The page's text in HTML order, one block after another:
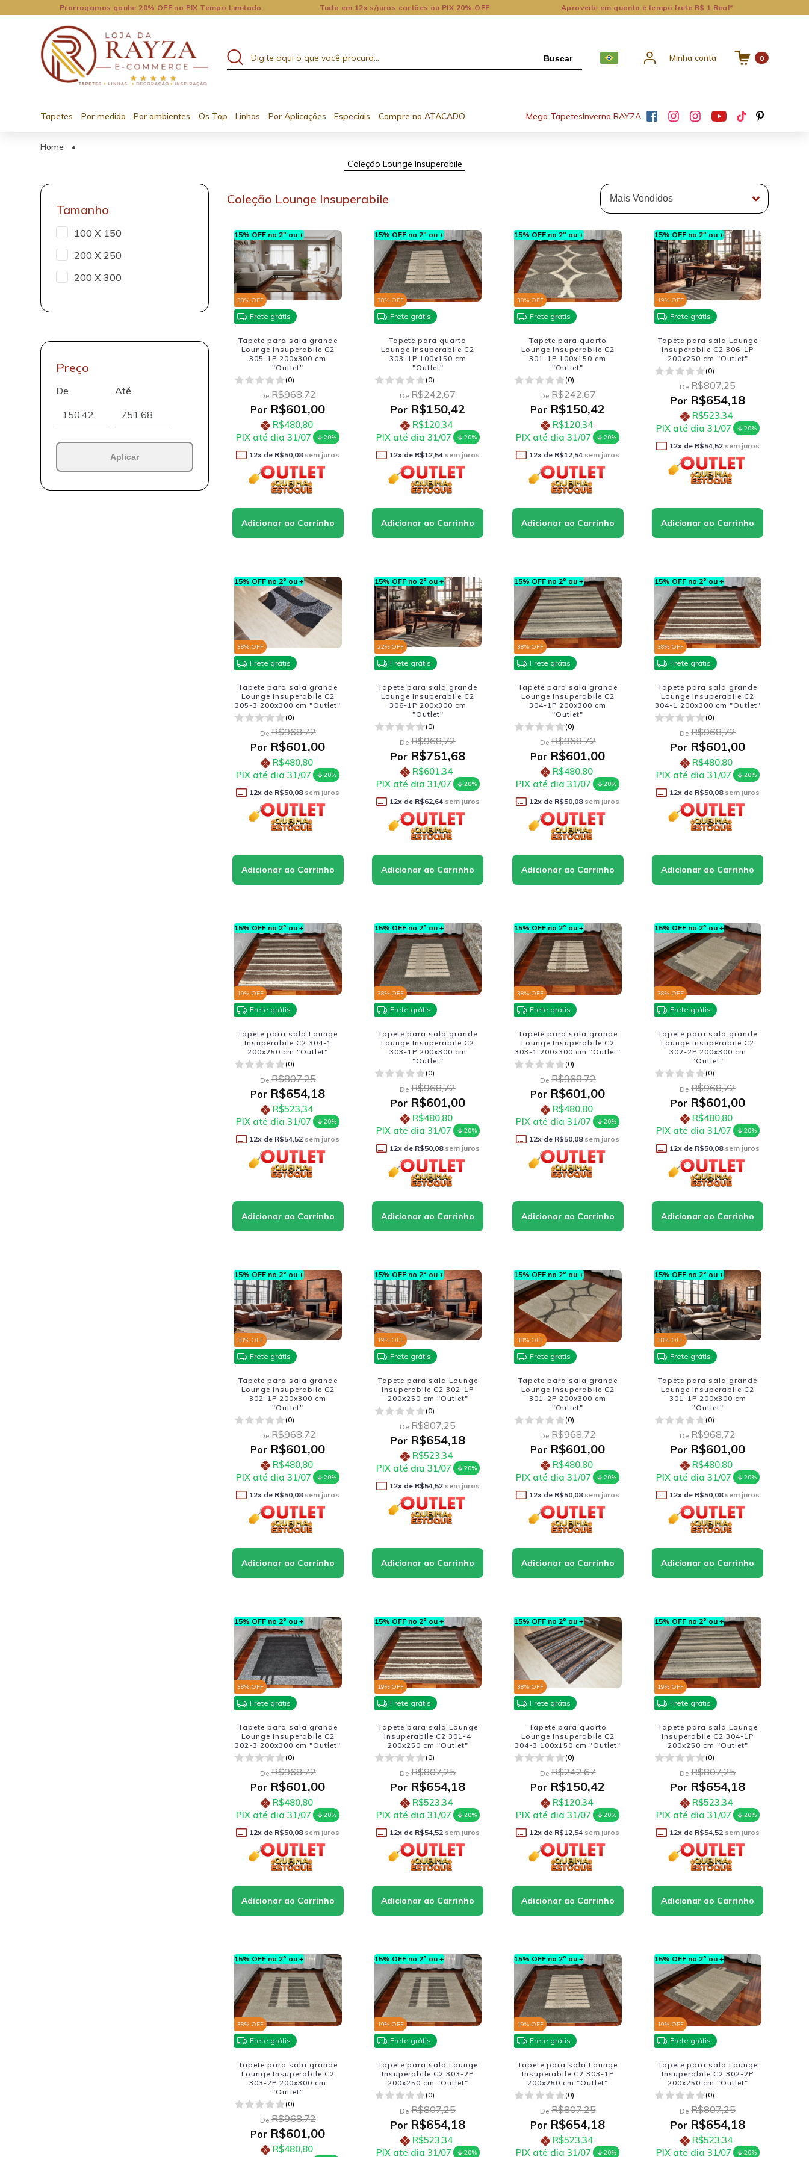
Prorrogamos ganhe 20% OFF no PIX Tempo Limitado. Tudo em 12x s/juros cartões ou PIX 20% OFF Aproveite em quanto é tempo frete R$ 1 Real*
Buscar Minha conta 0
Tapetes Por medida Por ambientes Os Top Linhas Por Aplicações Especiais Compre no ATACADO Mega TapetesInverno RAYZA
Home
•
Coleção Lounge Insuperabile
Tamanho
100 X 150
200 X 250
200 X 300
Preço
De Até
Aplicar
Coleção Lounge Insuperabile
15% OFF no 2º ou +
38% OFF
Frete grátis
Tapete para sala grande
Lounge Insuperabile C2
305-1P 200x300 cm
"Outlet"
(0)
De R$968,72
Por R$601,00
R$480,80
PIX até dia 31/07
20%
12x de R$50,08sem juros
15% OFF no 2º ou +
38% OFF
Frete grátis
Tapete para quarto
Lounge Insuperabile C2
303-1P 100x150 cm
"Outlet"
(0)
De R$242,67
PorR$150,42
R$120,34
PIX até dia 31/07
20%
12x de R$12,54sem juros
15% OFF no 2º ou +
38% OFF
Frete grátis
Tapete para quarto
Lounge Insuperabile C2
301-1P 100x150 cm
"Outlet"
(0)
De R$242,67
Por R$150,42
R$120,34
PIX até dia 31/07
20%
12x de R$12,54 sem juros
15% OFF no 2º ou +
19% OFF
Frete grátis
Tapete para sala Lounge
Insuperabile C2 306-1P
200x250 cm "Outlet"
(0)
De R$807,25
PorR$654,18
R$523,34
PIX até dia 31/07
20%
12x de R$54,52sem juros
15% OFF no 2º ou +
38% OFF
Frete grátis
Tapete para sala grande
Lounge Insuperabile C2
305-3 200x300 cm "Outlet"
(0)
De R$968,72
Por R$601,00
R$480,80
PIX até dia 31/07
20%
12x de R$50,08sem juros
15% OFF no 2º ou +
22% OFF
Frete grátis
Tapete para sala grande
Lounge Insuperabile C2
306-1P 200x300 cm
"Outlet"
(0)
De R$968,72
PorR$751,68
R$601,34
PIX até dia 31/07
20%
12x de R$62,64sem juros
15% OFF no 2º ou +
38% OFF
Frete grátis
Tapete para sala grande
Lounge Insuperabile C2
304-1P 200x300 cm
"Outlet"
(0)
De R$968,72
Por R$601,00
R$480,80
PIX até dia 31/07
20%
12x de R$50,08sem juros
15% OFF no 2º ou +
38% OFF
Frete grátis
Tapete para sala grande
Lounge Insuperabile C2
304-1 200x300 cm "Outlet"
(0)
De R$968,72
PorR$601,00
R$480,80
PIX até dia 31/07
20%
12x de R$50,08sem juros
15% OFF no 2º ou +
19% OFF
Frete grátis
Tapete para sala Lounge
Insuperabile C2 304-1
200x250 cm "Outlet"
(0)
De R$807,25
Por R$654,18
R$523,34
PIX até dia 31/07
20%
12x de R$54,52 sem juros
15% OFF no 2º ou +
38% OFF
Frete grátis
Tapete para sala grande
Lounge Insuperabile C2
303-1P 200x300 cm
"Outlet"
(0)
De R$968,72
PorR$601,00
R$480,80
PIX até dia 31/07
20%
12x de R$50,08sem juros
15% OFF no 2º ou +
38% OFF
Frete grátis
Tapete para sala grande
Lounge Insuperabile C2
303-1 200x300 cm "Outlet"
(0)
De R$968,72
Por R$601,00
R$480,80
PIX até dia 31/07
20%
12x de R$50,08sem juros
15% OFF no 2º ou +
38% OFF
Frete grátis
Tapete para sala grande
Lounge Insuperabile C2
302-2P 200x300 cm
"Outlet"
(0)
De R$968,72
PorR$601,00
R$480,80
PIX até dia 31/07
20%
12x de R$50,08sem juros
15% OFF no 2º ou +
38% OFF
Frete grátis
Tapete para sala grande
Lounge Insuperabile C2
302-1P 200x300 cm
"Outlet"
(0)
De R$968,72
Por R$601,00
R$480,80
PIX até dia 31/07
20%
12x de R$50,08sem juros
15% OFF no 2º ou +
19% OFF
Frete grátis
Tapete para sala Lounge
Insuperabile C2 302-1P
200x250 cm "Outlet"
(0)
De R$807,25
PorR$654,18
R$523,34
PIX até dia 31/07
20%
12x de R$54,52sem juros
15% OFF no 2º ou +
38% OFF
Frete grátis
Tapete para sala grande
Lounge Insuperabile C2
301-2P 200x300 cm
"Outlet"
(0)
De R$968,72
Por R$601,00
R$480,80
PIX até dia 31/07
20%
12x de R$50,08sem juros
15% OFF no 2º ou +
38% OFF
Frete grátis
Tapete para sala grande
Lounge Insuperabile C2
301-1P 200x300 cm
"Outlet"
(0)
De R$968,72
PorR$601,00
R$480,80
PIX até dia 31/07
20%
12x de R$50,08sem juros
15% OFF no 2º ou +
38% OFF
Frete grátis
Tapete para sala grande
Lounge Insuperabile C2
302-3 200x300 cm "Outlet"
(0)
De R$968,72
Por R$601,00
R$480,80
PIX até dia 31/07
20%
12x de R$50,08sem juros
15% OFF no 2º ou +
19% OFF
Frete grátis
Tapete para sala Lounge
Insuperabile C2 301-4
200x250 cm "Outlet"
(0)
De R$807,25
PorR$654,18
R$523,34
PIX até dia 31/07
20%
12x de R$54,52sem juros
15% OFF no 2º ou +
38% OFF
Frete grátis
Tapete para quarto
Lounge Insuperabile C2
304-3 100x150 cm "Outlet"
(0)
De R$242,67
Por R$150,42
R$120,34
PIX até dia 31/07
20%
12x de R$12,54 sem juros
15% OFF no 2º ou +
19% OFF
Frete grátis
Tapete para sala Lounge
Insuperabile C2 304-1P
200x250 cm "Outlet"
(0)
De R$807,25
PorR$654,18
R$523,34
PIX até dia 31/07
20%
12x de R$54,52sem juros
15% OFF no 2º ou +
38% OFF
Frete grátis
Tapete para sala grande
Lounge Insuperabile C2
303-2P 200x300 cm
"Outlet"
(0)
De R$968,72
Por R$601,00
R$480,80
15% OFF no 2º ou +
19% OFF
Frete grátis
Tapete para sala Lounge
Insuperabile C2 303-2P
200x250 cm "Outlet"
(0)
De R$807,25
PorR$654,18
R$523,34
PIX até dia 31/07
20%
15% OFF no 2º ou +
19% OFF
Frete grátis
Tapete para sala Lounge
Insuperabile C2 303-1P
200x250 cm "Outlet"
(0)
De R$807,25
Por R$654,18
R$523,34
PIX até dia 31/07
20%
15% OFF no 2º ou +
19% OFF
Frete grátis
Tapete para sala Lounge
Insuperabile C2 302-2P
200x250 cm "Outlet"
(0)
De R$807,25
PorR$654,18
R$523,34
PIX até dia 31/07
20%